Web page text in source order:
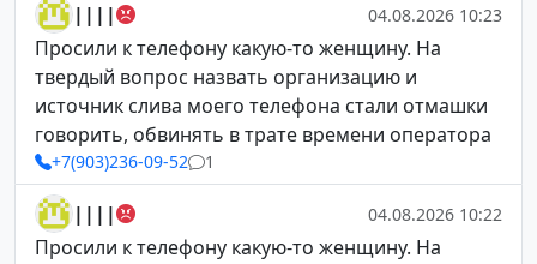
|||| 04.08.2026 10:23
Просили к телефону какую-то женщину. На
твердый вопрос назвать организацию и
источник слива моего телефона стали отмашки
говорить, обвинять в трате времени оператора
+7(903)236-09-52 1
|||| 04.08.2026 10:22
Просили к телефону какую-то женщину. На